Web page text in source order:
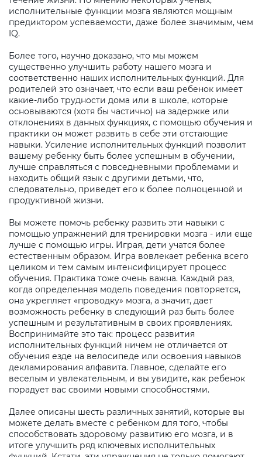
исполнительные функции мозга являются мощным
предиктором успеваемости, даже более значимым, чем
IQ.
Более того, научно доказано, что мы можем
существенно улучшить работу нашего мозга и
соответственно наших исполнительных функций. Для
родителей это означает, что если ваш ребенок имеет
какие-либо трудности дома или в школе, которые
основываются (хотя бы частично) на задержке или
отклонениях в данных функциях, с помощью обучения и
практики он может развить в себе эти отстающие
навыки. Усиление исполнительных функций позволит
вашему ребенку быть более успешным в обучении,
лучше справляться с повседневными проблемами и
находить общий язык с другими детьми, что,
следовательно, приведет его к более полноценной и
продуктивной жизни.
Вы можете помочь ребенку развить эти навыки с
помощью упражнений для тренировки мозга - или еще
лучше с помощью игры. Играя, дети учатся более
естественным образом. Игра вовлекает ребенка всего
целиком и тем самым интенсифицирует процесс
обучения. Практика тоже очень важна. Каждый раз,
когда определенная модель поведения повторяется,
она укрепляет «проводку» мозга, а значит, дает
возможность ребенку в следующий раз быть более
успешным и результативным в своих проявлениях.
Воспринимайте это так: процесс развития
исполнительных функций ничем не отличается от
обучения езде на велосипеде или освоения навыков
декламирования алфавита. Главное, сделайте его
веселым и увлекательным, и вы увидите, как ребенок
порадует вас своими новыми способностями.
Далее описаны шесть различных занятий, которые вы
можете делать вместе с ребенком для того, чтобы
способствовать здоровому развитию его мозга, и в
итоге улучшить ряд ключевых исполнительных